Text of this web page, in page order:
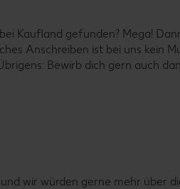
Kaufland gefunden? Mega!
Anschreiben ist bei uns kein
Bewirb dich gern auch
wir würden gerne mehr über